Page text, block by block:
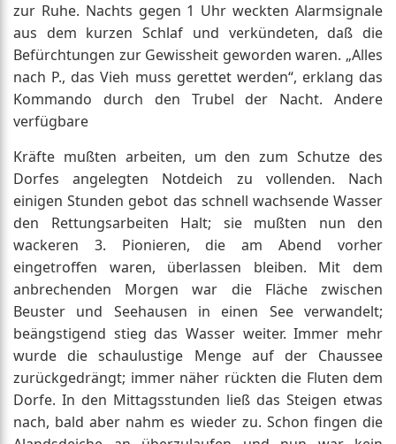
zur Ruhe. Nachts gegen 1 Uhr weckten Alarmsignale
aus dem kurzen Schlaf und verkündeten, daß die
Befürchtungen zur Gewissheit geworden waren. „Alles
nach P., das Vieh muss gerettet werden“, erklang das
Kommando durch den Trubel der Nacht. Andere
verfügbare
Kräfte mußten arbeiten, um den zum Schutze des
Dorfes angelegten Notdeich zu vollenden. Nach
einigen Stunden gebot das schnell wachsende Wasser
den Rettungsarbeiten Halt; sie mußten nun den
wackeren 3. Pionieren, die am Abend vorher
eingetroffen waren, überlassen bleiben. Mit dem
anbrechenden Morgen war die Fläche zwischen
Beuster und Seehausen in einen See verwandelt;
beängstigend stieg das Wasser weiter. Immer mehr
wurde die schaulustige Menge auf der Chaussee
zurückgedrängt; immer näher rückten die Fluten dem
Dorfe. In den Mittagsstunden ließ das Steigen etwas
nach, bald aber nahm es wieder zu. Schon fingen die